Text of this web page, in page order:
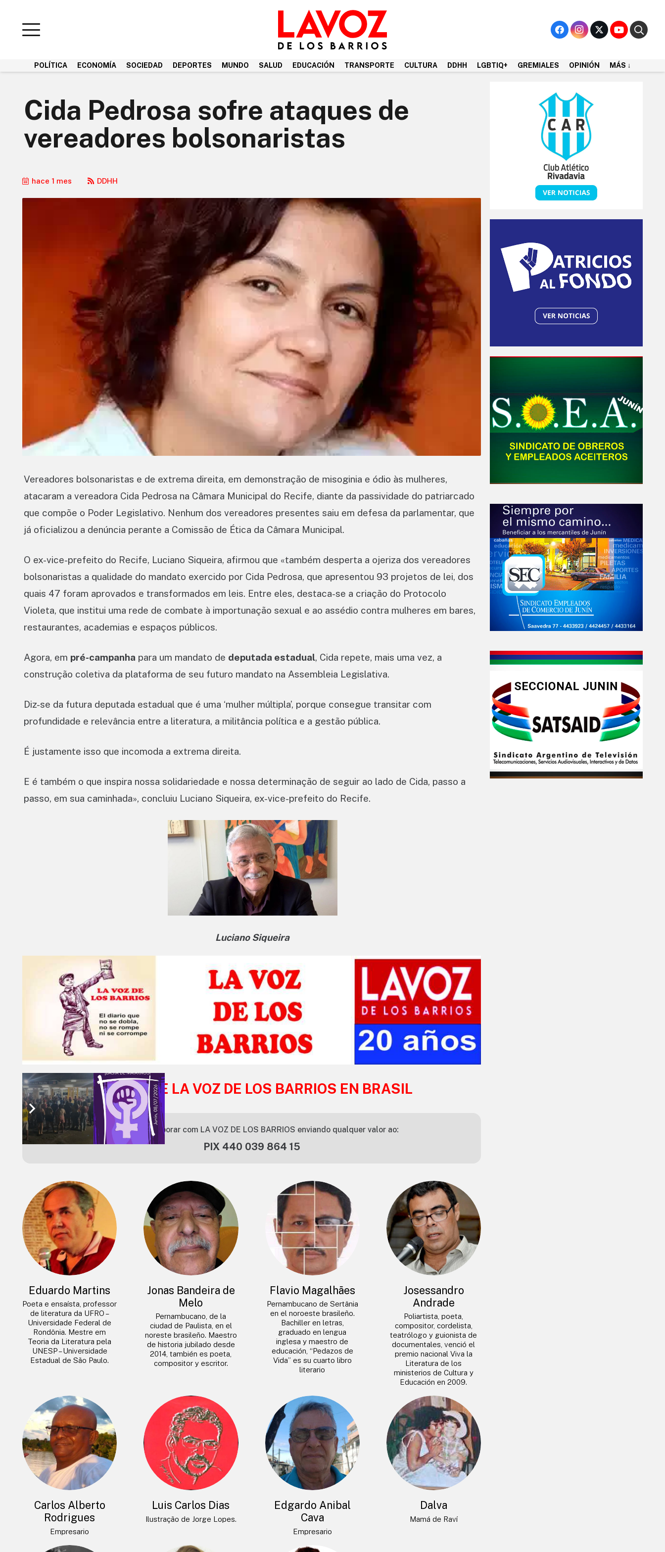
POLÍTICA ECONOMÍA SOCIEDAD DEPORTES MUNDO SALUD EDUCACIÓN TRANSPORTE CULTURA DDHH LGBTIQ+ GREMIALES OPINIÓN MÁS ↓
Cida Pedrosa sofre ataques de
vereadores bolsonaristas
hace 1 mes DDHH
Vereadores bolsonaristas e de extrema direita, em demonstração de misoginia e ódio às mulheres,
atacaram a vereadora Cida Pedrosa na Câmara Municipal do Recife, diante da passividade do patriarcado
que compõe o Poder Legislativo. Nenhum dos vereadores presentes saiu em defesa da parlamentar, que
já oficializou a denúncia perante a Comissão de Ética da Câmara Municipal.
O ex-vice-prefeito do Recife, Luciano Siqueira, afirmou que «também desperta a ojeriza dos vereadores
bolsonaristas a qualidade do mandato exercido por Cida Pedrosa, que apresentou 93 projetos de lei, dos
quais 47 foram aprovados e transformados em leis. Entre eles, destaca-se a criação do Protocolo
Violeta, que institui uma rede de combate à importunação sexual e ao assédio contra mulheres em bares,
restaurantes, academias e espaços públicos.
Agora, em pré-campanha para um mandato de deputada estadual, Cida repete, mais uma vez, a
construção coletiva da plataforma de seu futuro mandato na Assembleia Legislativa.
Diz-se da futura deputada estadual que é uma ‘mulher múltipla’, porque consegue transitar com
profundidade e relevância entre a literatura, a militância política e a gestão pública.
É justamente isso que incomoda a extrema direita.
E é também o que inspira nossa solidariedade e nossa determinação de seguir ao lado de Cida, passo a
passo, em sua caminhada», concluiu Luciano Siqueira, ex-vice-prefeito do Recife.
Luciano Siqueira
AMIGOS DE LA VOZ DE LOS BARRIOS EN BRASIL
Você pode colaborar com LA VOZ DE LOS BARRIOS enviando qualquer valor ao:
PIX 440 039 864 15
Eduardo Martins
Poeta e ensaísta, professor
de literatura da UFRO –
Universidade Federal de
Rondônia. Mestre em
Teoria da Literatura pela
UNESP – Universidade
Estadual de São Paulo.
Jonas Bandeira de
Melo
Pernambucano, de la
ciudad de Paulista, en el
noreste brasileño. Maestro
de historia jubilado desde
2014, también es poeta,
compositor y escritor.
Flavio Magalhães
Pernambucano de Sertânia
en el noroeste brasileño.
Bachiller en letras,
graduado en lengua
inglesa y maestro de
educación, “Pedazos de
Vida” es su cuarto libro
literario
Josessandro
Andrade
Poliartista, poeta,
compositor, cordelista,
teatrólogo y guionista de
documentales, venció el
premio nacional Viva la
Literatura de los
ministerios de Cultura y
Educación en 2009.
Carlos Alberto
Rodrigues
Empresario
Luis Carlos Dias
Ilustração de Jorge Lopes.
Edgardo Anibal
Cava
Empresario
Dalva
Mamá de Raví